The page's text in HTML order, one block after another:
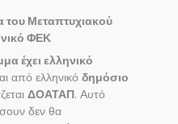
του Μεταπτυχιακού
ΦΕΚ
έχει ελληνικό
από ελληνικό δημόσιο
ΔΟΑΤΑΠ. Αυτό
δεν θα